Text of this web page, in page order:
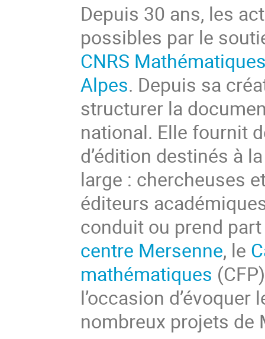
Depuis 30 ans, les
possibles par le
CNRS
Alpes. Depuis sa
structurer la
national. Elle fournit
d’édition destinés à
large : chercheuses
éditeurs
conduit ou prend
centre Mersenne, le
mathématiques
l’occasion
nombreux projets de